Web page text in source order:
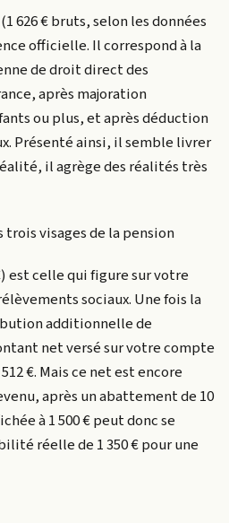
626 € bruts, selon les données
officielle. Il correspond à la
de droit direct des
après majoration
ou plus, et après déduction
Présenté ainsi, il semble livrer
il agrège des réalités très
visages de la pension
est celle qui figure sur votre
sociaux. Une fois la
additionnelle de
net versé sur votre compte
€. Mais ce net est encore
après un abattement de 10
à 1 500 € peut donc se
réelle de 1 350 € pour une